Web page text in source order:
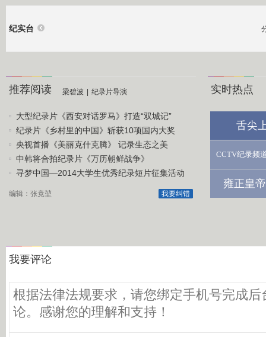
纪实台
推荐阅读 梁碧波 | 纪录片导演
大型纪录片《西安对话罗马》打造“双城记”
纪录片《乡村里的中国》斩获10项国内大奖
央视首播《美丽克什克腾》 记录生态之美
中韩将合拍纪录片《万历朝鲜战争》
寻梦中国—2014大学生优秀纪录短片征集活动
我要纠错
编辑：张竟堃
实时热点
舌尖
CCTV纪录频
雍正皇